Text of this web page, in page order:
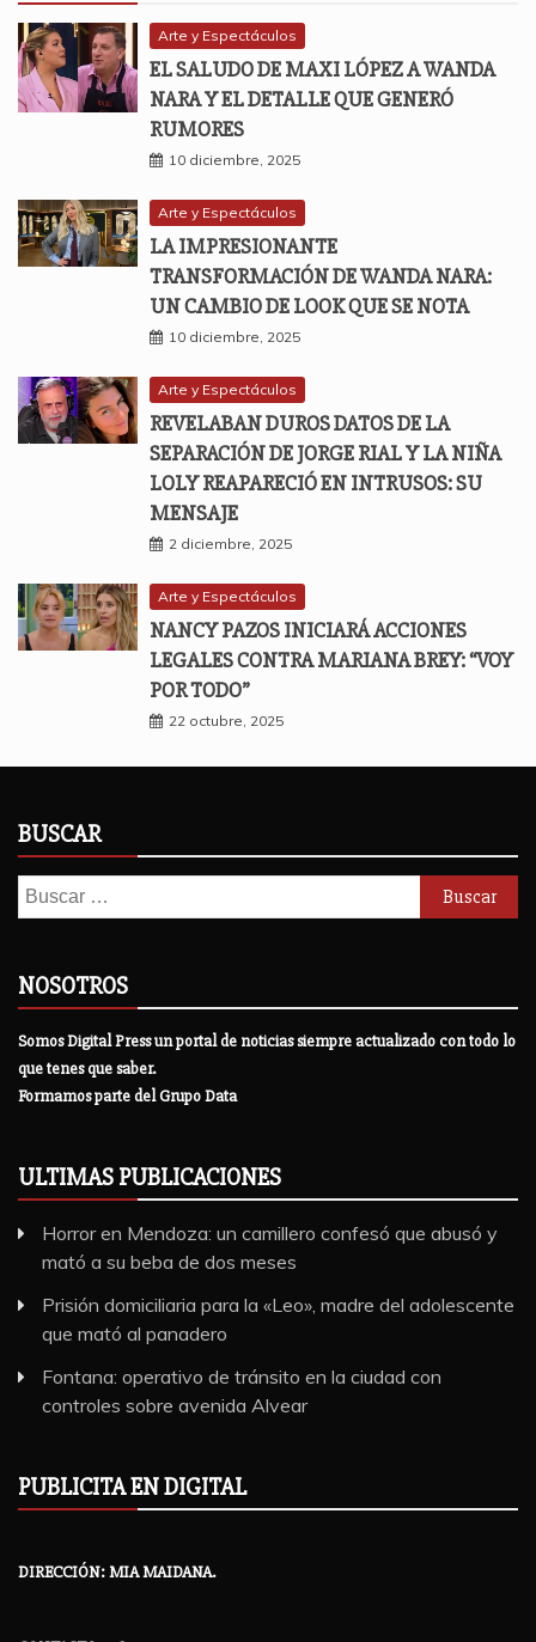
Arte y Espectáculos
EL SALUDO DE MAXI LÓPEZ A WANDA
NARA Y EL DETALLE QUE GENERÓ
RUMORES
10 diciembre, 2025
Arte y Espectáculos
LA IMPRESIONANTE
TRANSFORMACIÓN DE WANDA NARA:
UN CAMBIO DE LOOK QUE SE NOTA
10 diciembre, 2025
Arte y Espectáculos
REVELABAN DUROS DATOS DE LA
SEPARACIÓN DE JORGE RIAL Y LA NIÑA
LOLY REAPARECIÓ EN INTRUSOS: SU
MENSAJE
2 diciembre, 2025
Arte y Espectáculos
NANCY PAZOS INICIARÁ ACCIONES
LEGALES CONTRA MARIANA BREY: “VOY
POR TODO”
22 octubre, 2025
BUSCAR
Buscar:
NOSOTROS
Somos Digital Press un portal de noticias siempre actualizado con todo lo
que tenes que saber.
Formamos parte del Grupo Data
ULTIMAS PUBLICACIONES
Horror en Mendoza: un camillero confesó que abusó y
mató a su beba de dos meses
Prisión domiciliaria para la «Leo», madre del adolescente
que mató al panadero
Fontana: operativo de tránsito en la ciudad con
controles sobre avenida Alvear
PUBLICITA EN DIGITAL
DIRECCIÓN: MIA MAIDANA.